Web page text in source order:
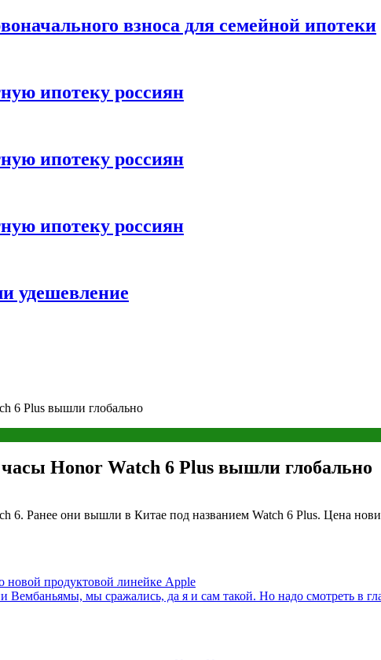
взноса для семейной ипотеки
ипотеку россиян
ипотеку россиян
ипотеку россиян
удешевление
6 Plus вышли глобально
Honor Watch 6 Plus вышли глобально
6. Ранее они вышли в Китае под названием Watch 6 Plus. Цена
новой продуктовой линейке Apple
Вембаньямы, мы сражались, да я и сам такой. Но надо смотреть в